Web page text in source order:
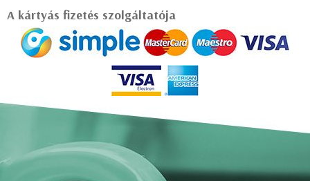
A kártyás fizetés szolgáltatója